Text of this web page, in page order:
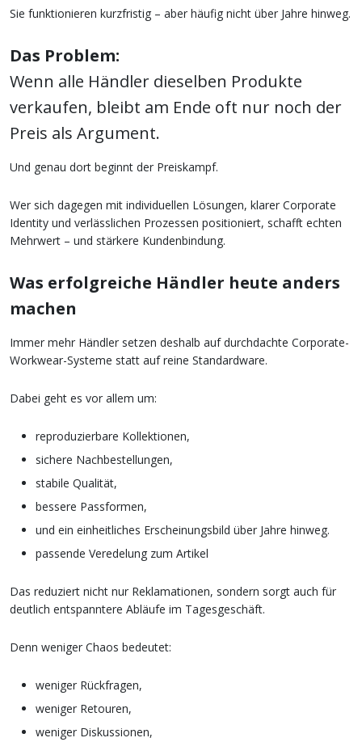
Sie funktionieren kurzfristig – aber häufig nicht über Jahre hinweg.
Das Problem:
Wenn alle Händler dieselben Produkte
verkaufen, bleibt am Ende oft nur noch der
Preis als Argument.
Und genau dort beginnt der Preiskampf.
Wer sich dagegen mit individuellen Lösungen, klarer Corporate
Identity und verlässlichen Prozessen positioniert, schafft echten
Mehrwert – und stärkere Kundenbindung.
Was erfolgreiche Händler heute anders
machen
Immer mehr Händler setzen deshalb auf durchdachte Corporate-
Workwear-Systeme statt auf reine Standardware.
Dabei geht es vor allem um:
reproduzierbare Kollektionen,
sichere Nachbestellungen,
stabile Qualität,
bessere Passformen,
und ein einheitliches Erscheinungsbild über Jahre hinweg.
passende Veredelung zum Artikel
Das reduziert nicht nur Reklamationen, sondern sorgt auch für
deutlich entspanntere Abläufe im Tagesgeschäft.
Denn weniger Chaos bedeutet:
weniger Rückfragen,
weniger Retouren,
weniger Diskussionen,